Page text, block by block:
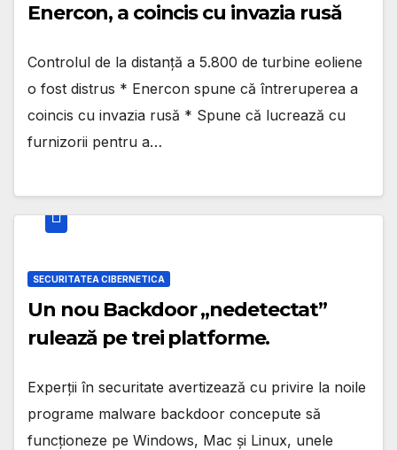
Enercon, a coincis cu invazia rusă
Controlul de la distanță a 5.800 de turbine eoliene
o fost distrus * Enercon spune că întreruperea a
coincis cu invazia rusă * Spune că lucrează cu
furnizorii pentru a…
SECURITATEA CIBERNETICA
Un nou Backdoor „nedetectat”
rulează pe trei platforme.
Experții în securitate avertizează cu privire la noile
programe malware backdoor concepute să
funcționeze pe Windows, Mac și Linux, unele